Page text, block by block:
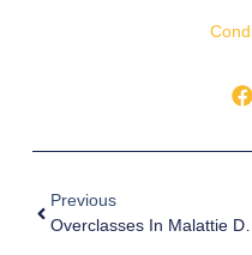
Previous
Overclasses In Malattie Dell’apparato Respiratorio 2019, Intervista Al Dott. Pennisi